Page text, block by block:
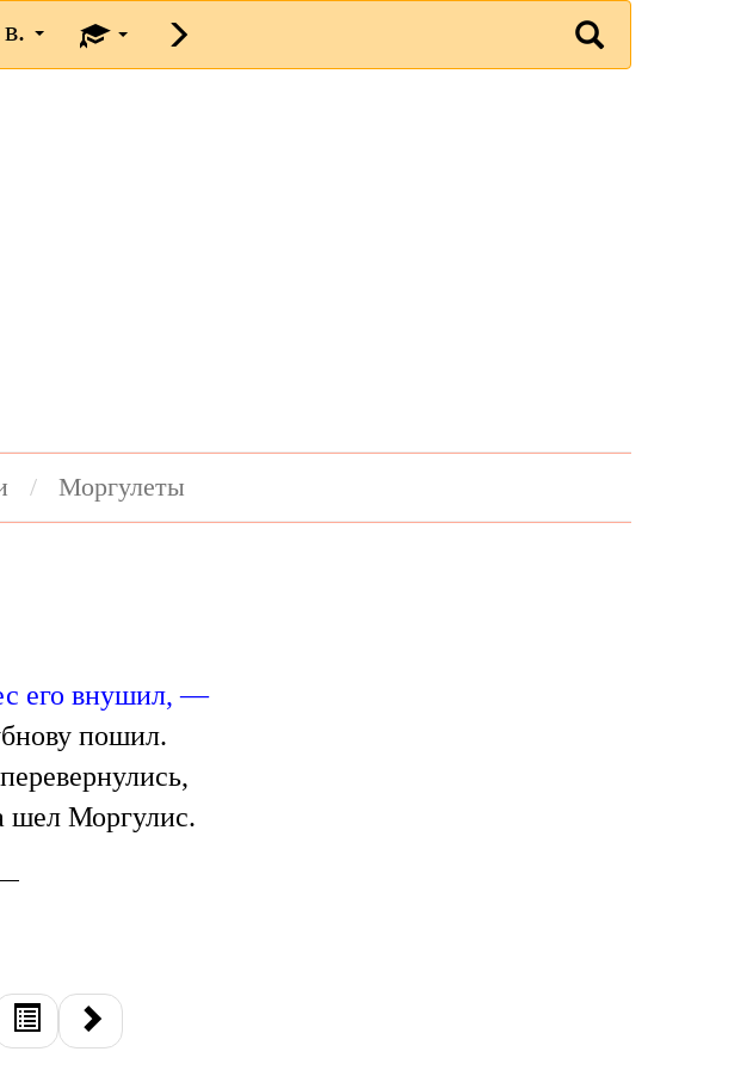
Моргулеты
его внушил, —
пошил.
шел Моргулис.